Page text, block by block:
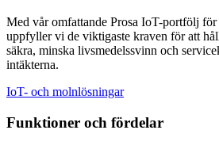
Med vår omfattande Prosa IoT-portfölj
uppfyller vi de viktigaste kraven för att
säkra, minska livsmedelssvinn och
intäkterna.
IoT- och molnlösningar
Funktioner och fördelar